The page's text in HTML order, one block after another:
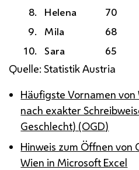
8.
Helena 70
9.
Mila 68
10.
Sara 65
Quelle: Statistik Austria
Häufigste Vornamen
nach exakter
Geschlecht) (OGD)
Hinweis zum Öffnen von
Wien in Microsoft Excel